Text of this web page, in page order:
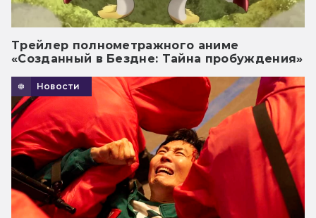
Трейлер полнометражного аниме
«Созданный в Бездне: Тайна пробуждения»
Новости